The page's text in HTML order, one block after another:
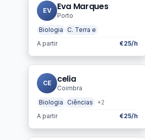
EV Eva Marques
Porto
Biologia
C. Terra e
A partir
€25/h
CE celia
Coimbra
Biologia
Ciências
+2
A partir
€25/h